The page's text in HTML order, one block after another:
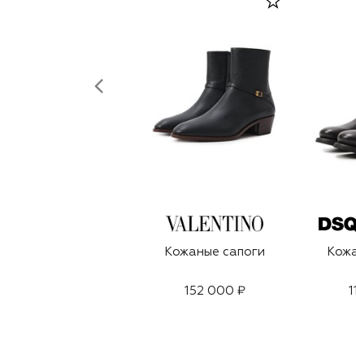
Кожаные сапоги
152 000 ₽